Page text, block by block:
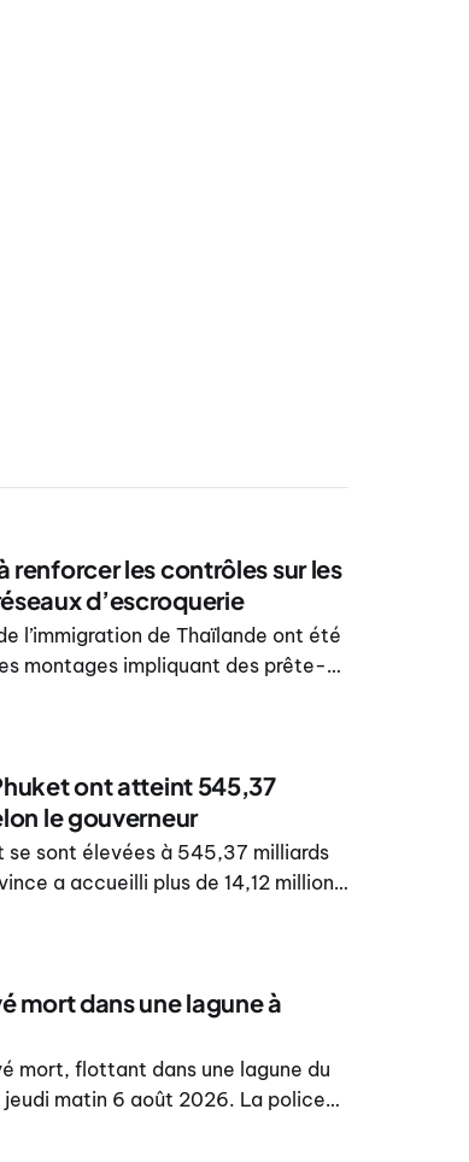
renforcer les contrôles sur les
d’escroquerie
l’immigration de Thaïlande ont été
montages impliquant des prête-
d’escroquerie à Phuket et
ont atteint 545,37
le gouverneur
sont élevées à 545,37 milliards
a accueilli plus de 14,12 millions
le gouverneur de Phuket,
mort dans une lagune à
mort, flottant dans une lagune du
matin 6 août 2026. La police